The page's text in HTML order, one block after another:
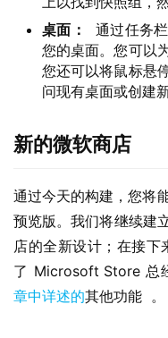
桌面：
通过任务
您的桌面。您可以
您还可以将鼠标悬
问现有桌面或创建
新的微软商店
通过今天的构建，您将
预览版。我们将继续建
店的全新设计；在接下
了 Microsoft Store 总
章中详述的其他功能  。